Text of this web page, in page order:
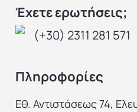
Έχετε ερωτήσεις;
(+30) 2311 281 571
Πληροφορίες
Εθ. Αντιστάσεως 74,